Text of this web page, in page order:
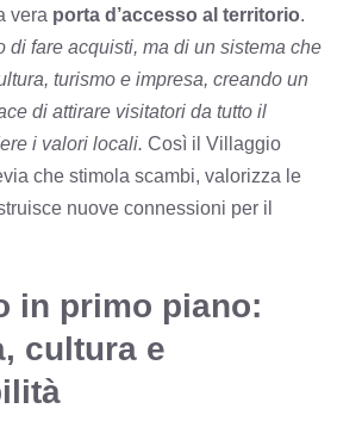
vera porta d’accesso al territorio.
di fare acquisti, ma di un sistema che
turismo e impresa, creando un
di attirare visitatori da tutto il
i valori locali. Così il Villaggio
che stimola scambi, valorizza le
nuove connessioni per il
in primo piano:
cultura e